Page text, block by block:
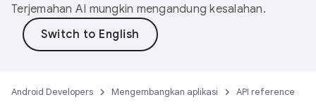
Terjemahan AI mungkin mengandung kesalahan.
Android Developers Mengembangkan aplikasi API reference